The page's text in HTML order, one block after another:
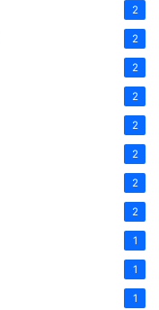
2
2
2
2
2
2
2
2
1
1
1